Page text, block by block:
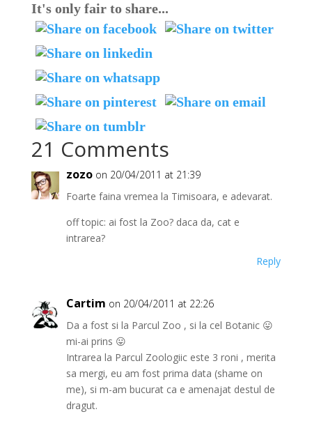
It's only fair to share...
21 Comments
zozo on 20/04/2011 at 21:39
Foarte faina vremea la Timisoara, e adevarat.
off topic: ai fost la Zoo? daca da, cat e
intrarea?
Reply
Cartim on 20/04/2011 at 22:26
Da a fost si la Parcul Zoo , si la cel Botanic 😛
mi-ai prins 😛
Intrarea la Parcul Zoologiic este 3 roni , merita
sa mergi, eu am fost prima data (shame on
me), si m-am bucurat ca e amenajat destul de
dragut.